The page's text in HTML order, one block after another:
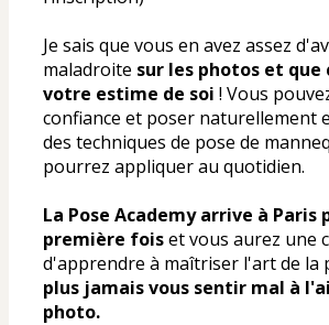
Je sais que vous en avez assez
maladroite sur les photos et que
votre estime de soi ! Vous
confiance et poser naturellement
des techniques de pose de
pourrez appliquer au quotidien.
La Pose Academy arrive à Paris
première fois et vous aurez une
d'apprendre à maîtriser l'art de la
plus jamais vous sentir mal à
photo.